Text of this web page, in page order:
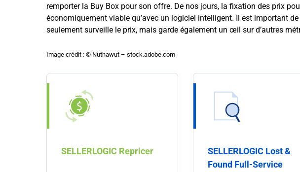
remporter la Buy Box pour son offre. De nos jours, la fixation des prix
économiquement viable qu’avec un logiciel intelligent. Il est important
seulement surveille le prix, mais garde également un œil sur d’autres
Image crédit : © Nuthawut – stock.adobe.com
SELLERLOGIC Repricer
SELLERLOGIC Lost &
Found Full-Service